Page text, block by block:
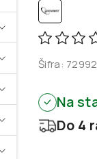
Šifra: 72992
Na
Do 4